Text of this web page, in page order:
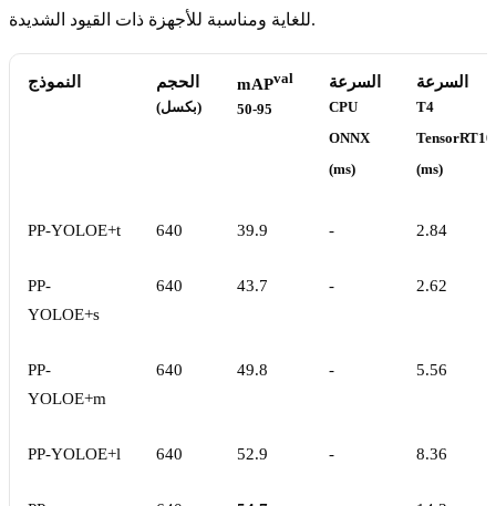
للغاية ومناسبة للأجهزة ذات القيود الشديدة.
النموذج الحجم
(بكسل)
mAPval
50-95
السرعة
CPU
ONNX
(ms)
السرعة
T4
TensorRT10
(ms)
PP-YOLOE+t 640 39.9 - 2.84
PP-
YOLOE+s
640 43.7 - 2.62
PP-
YOLOE+m
640 49.8 - 5.56
PP-YOLOE+l 640 52.9 - 8.36